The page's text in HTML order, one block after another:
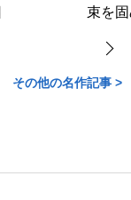
束を
その他の名作記事 >